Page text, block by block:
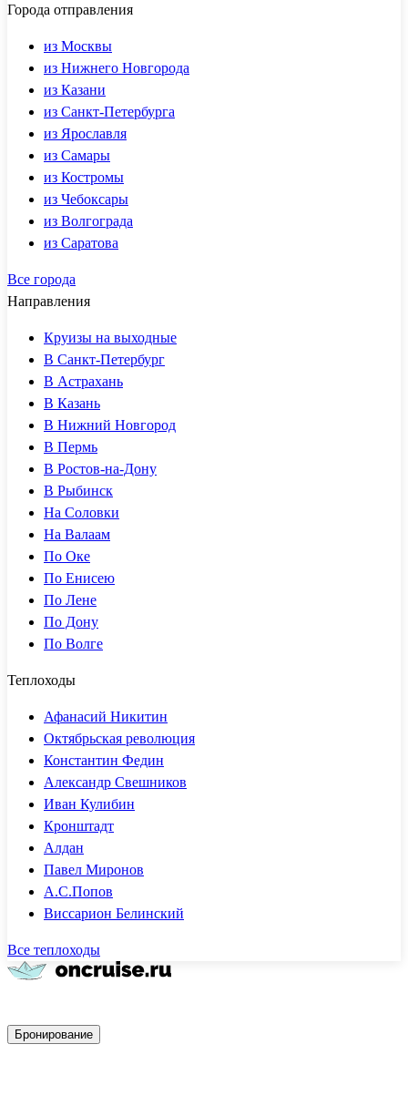
Города отправления
из Москвы
из Нижнего Новгорода
из Казани
из Санкт-Петербурга
из Ярославля
из Самары
из Костромы
из Чебоксары
из Волгограда
из Саратова
Все города
Направления
Круизы на выходные
В Санкт-Петербург
В Астрахань
В Казань
В Нижний Новгород
В Пермь
В Ростов-на-Дону
В Рыбинск
На Соловки
На Валаам
По Оке
По Енисею
По Лене
По Дону
По Волге
Теплоходы
Афанасий Никитин
Октябрьская революция
Константин Федин
Александр Свешников
Иван Кулибин
Кронштадт
Алдан
Павел Миронов
А.С.Попов
Виссарион Белинский
Все теплоходы
Бронирование